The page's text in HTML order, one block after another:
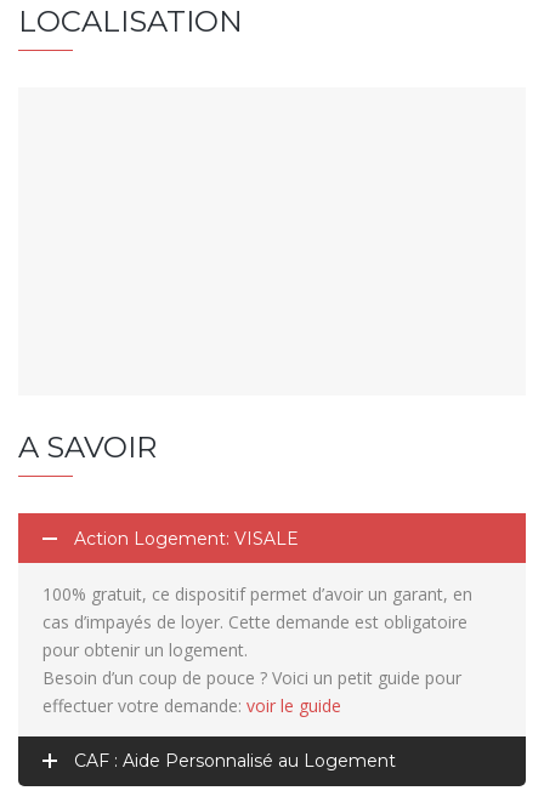
LOCALISATION
A SAVOIR
Action Logement: VISALE
100% gratuit, ce dispositif permet d’avoir un garant, en
cas d’impayés de loyer. Cette demande est obligatoire
pour obtenir un logement.
Besoin d’un coup de pouce ? Voici un petit guide pour
effectuer votre demande: voir le guide
CAF : Aide Personnalisé au Logement